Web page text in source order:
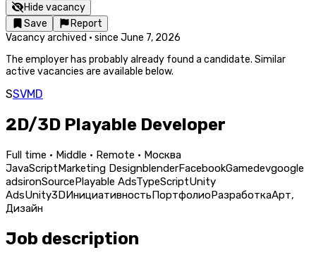
Hide vacancy
Save
Report
Vacancy archived · since June 7, 2026
The employer has probably already found a candidate. Similar
active vacancies are available below.
SSVMD
2D/3D Playable Developer
Full time · Middle · Remote · Москва
JavaScriptMarketing DesignblenderFacebookGamedevgoogle
adsironSourcePlayable AdsTypeScriptUnity
AdsUnity3DИнициативностьПортфолиоРазработкаАрт,
Дизайн
Job description